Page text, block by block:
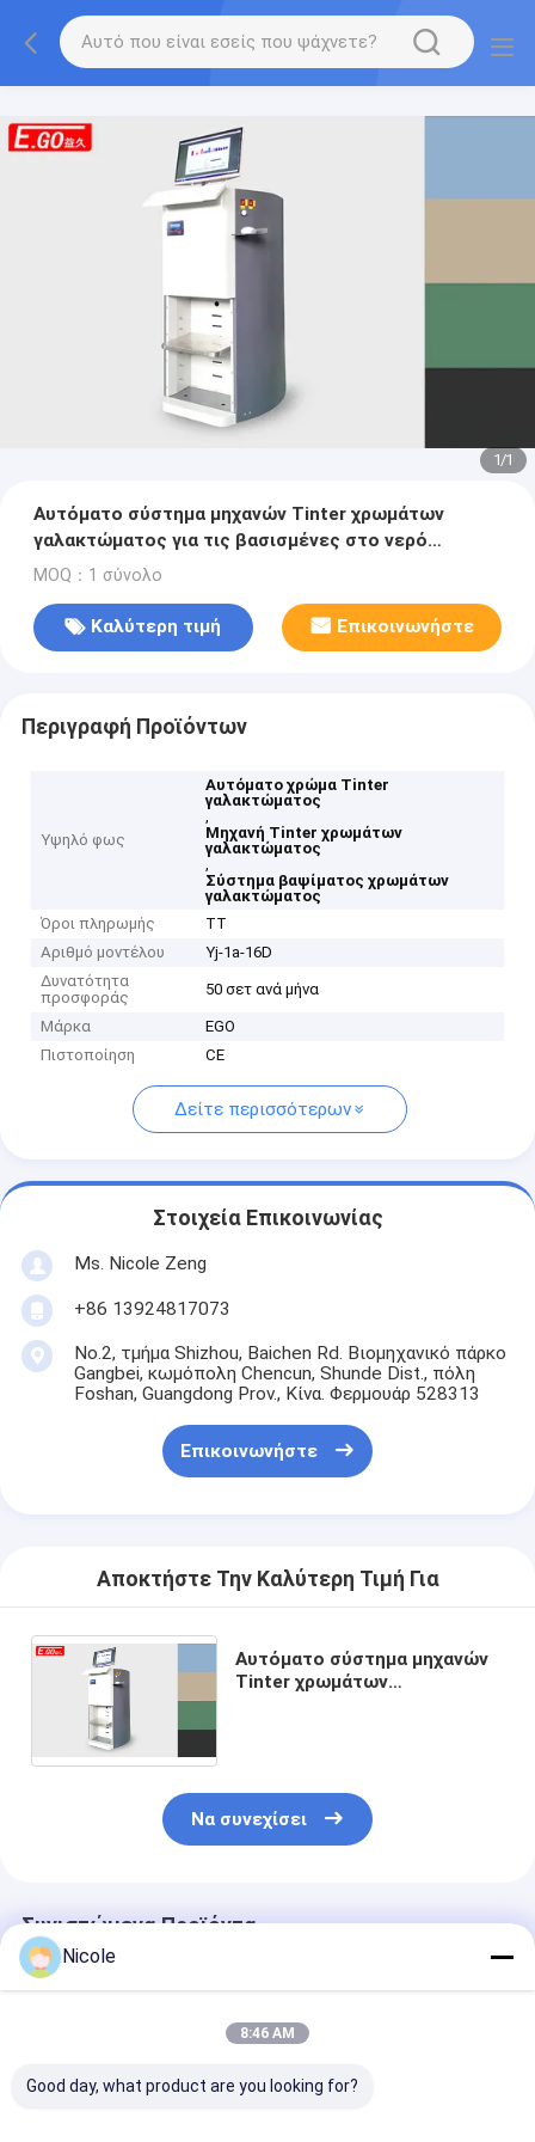
1/1
Αυτόματο σύστημα μηχανών Tinter χρωμάτων
γαλακτώματος για τις βασισμένες στο νερό
χρωστικές ουσίες
MOQ：1 σύνολο
Καλύτερη τιμή Επικοινωνήστε
Περιγραφή Προϊόντων
Υψηλό φως
Αυτόματο χρώμα Tinter
γαλακτώματος
,
Μηχανή Tinter χρωμάτων
γαλακτώματος
,
Σύστημα βαψίματος χρωμάτων
γαλακτώματος
Όροι πληρωμής
TT
Αριθμό μοντέλου
Yj-1a-16D
Δυνατότητα
προσφοράς
50 σετ ανά μήνα
Μάρκα
EGO
Πιστοποίηση
CE
Δείτε περισσότερων
Στοιχεία Επικοινωνίας
Ms. Nicole Zeng
+86 13924817073
No.2, τμήμα Shizhou, Baichen Rd. Βιομηχανικό πάρκο
Gangbei, κωμόπολη Chencun, Shunde Dist., πόλη
Foshan, Guangdong Prov., Κίνα. Φερμουάρ 528313
Επικοινωνήστε
Αποκτήστε Την Καλύτερη Τιμή Για
Αυτόματο σύστημα μηχανών
Tinter χρωμάτων
Να συνεχίσει
Συνιστώμενα Προϊόντα
Nicole
8:46 AM
Good day, what product are you looking for?